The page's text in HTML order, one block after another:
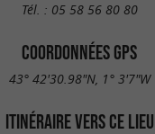
Tél. : 05 58 56 80 80
COORDONNÉES GPS
43° 42'30.98"N, 1° 3'7"W
ITINÉRAIRE VERS CE LIEU